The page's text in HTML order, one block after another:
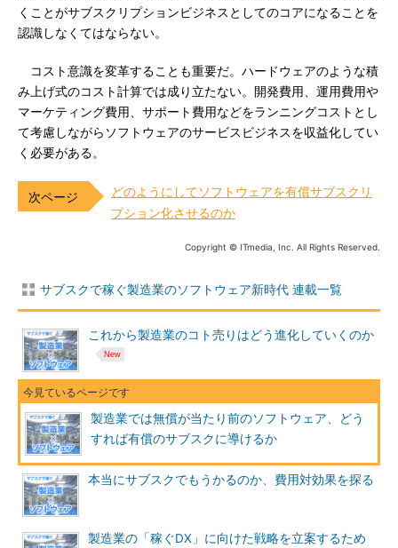
くことがサブスクリプションビジネスとしてのコアになることを
認識しなくてはならない。
コスト意識を変革することも重要だ。ハードウェアのような積
み上げ式のコスト計算では成り立たない。開発費用、運用費用や
マーケティング費用、サポート費用などをランニングコストとし
て考慮しながらソフトウェアのサービスビジネスを収益化してい
く必要がある。
どのようにしてソフトウェアを有償サブスクリ
プション化させるのか
Copyright © ITmedia, Inc. All Rights Reserved.
サブスクで稼ぐ製造業のソフトウェア新時代 連載一覧
これから製造業のコト売りはどう進化していくのか
製造業では無償が当たり前のソフトウェア、どう
すれば有償のサブスクに導けるか
本当にサブスクでもうかるのか、費用対効果を探る
製造業の「稼ぐDX」に向けた戦略を立案するため